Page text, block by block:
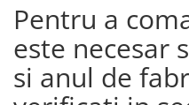
Pentru a
este necesar
si anul de